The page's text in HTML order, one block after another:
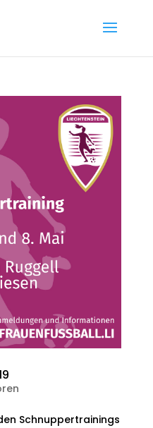
Schnuppertrainings